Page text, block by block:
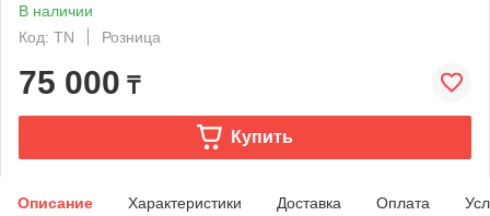
В наличии
Код: TN
Розница
75 000 ₸
Купить
Описание Характеристики Доставка Оплата